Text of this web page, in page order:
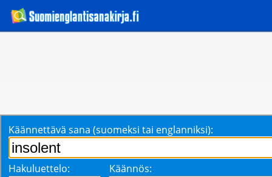
Käännettävä sana (suomeksi tai englanniksi):
Hakuluettelo: Käännös: